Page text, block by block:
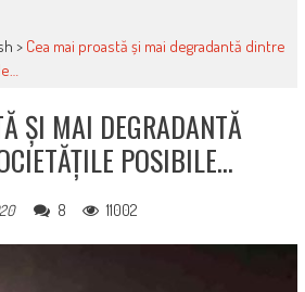
> Cea mai proastă și mai degradantă dintre
ȘI MAI DEGRADANTĂ
POSIBILE…
8 11002